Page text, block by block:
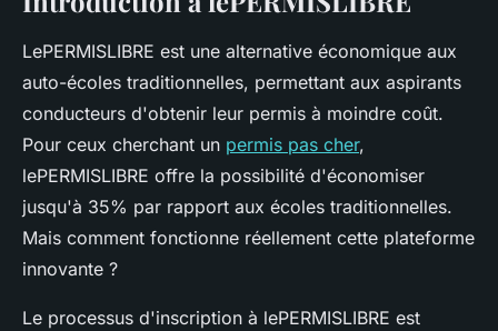
LePERMISLIBRE est une alternative économique aux
auto-écoles traditionnelles, permettant aux aspirants
conducteurs d'obtenir leur permis à moindre coût.
Pour ceux cherchant un permis pas cher,
lePERMISLIBRE offre la possibilité d'économiser
jusqu'à 35% par rapport aux écoles traditionnelles.
Mais comment fonctionne réellement cette plateforme
innovante ?
Le processus d'inscription à lePERMISLIBRE est